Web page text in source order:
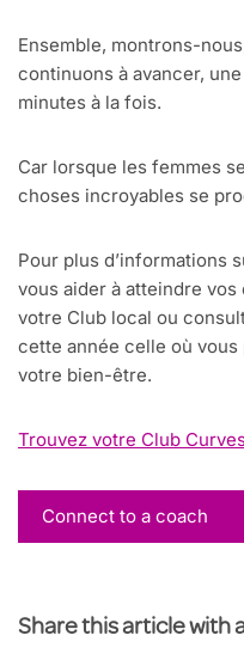
Ensemble, montrons-
continuons à avancer,
minutes à la fois.
Car lorsque les femmes
choses incroyables se
Pour plus d’informations
vous aider à atteindre
votre Club local ou
cette année celle où
votre bien-être.
Trouvez votre Club
Connect to a coach
Share this article with